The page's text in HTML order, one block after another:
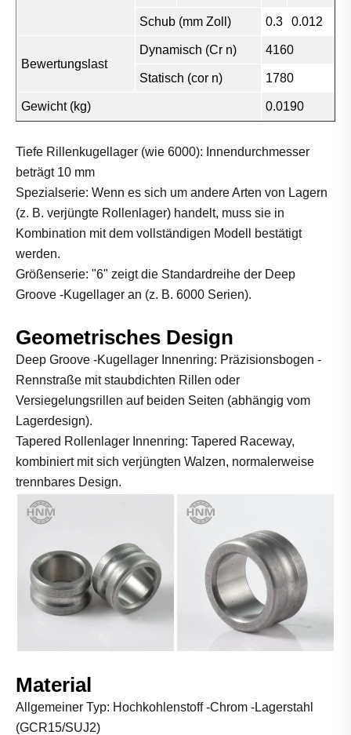
Schub (mm Zoll) 0.3 0.012
Bewertungslast
Dynamisch (Cr n) 4160
Statisch (cor n) 1780
Gewicht (kg) 0.0190
Tiefe Rillenkugellager (wie 6000): Innendurchmesser
beträgt 10 mm
Spezialserie: Wenn es sich um andere Arten von Lagern
(z. B. verjüngte Rollenlager) handelt, muss sie in
Kombination mit dem vollständigen Modell bestätigt
werden.
Größenserie: "6" zeigt die Standardreihe der Deep
Groove -Kugellager an (z. B. 6000 Serien).
Geometrisches Design
Deep Groove -Kugellager Innenring: Präzisionsbogen -
Rennstraße mit staubdichten Rillen oder
Versiegelungsrillen auf beiden Seiten (abhängig vom
Lagerdesign).
Tapered Rollenlager Innenring: Tapered Raceway,
kombiniert mit sich verjüngten Walzen, normalerweise
trennbares Design.
Material
Allgemeiner Typ: Hochkohlenstoff -Chrom -Lagerstahl
(GCR15/SUJ2)